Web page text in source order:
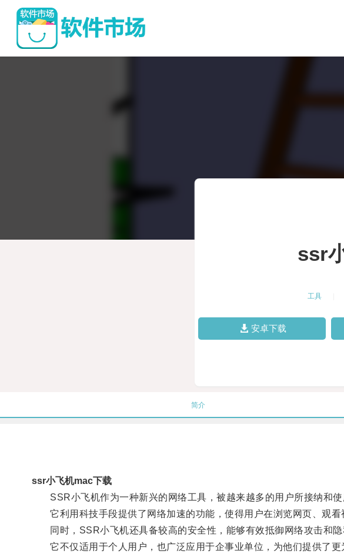
ssr
工具
安卓下载
简介
ssr小飞机mac下载
SSR小飞机作为一种新兴的网络工具，被越来越多的用户所接纳和使
它利用科技手段提供了网络加速的功能，使得用户在浏览网页、观看
同时，SSR小飞机还具备较高的安全性，能够有效抵御网络攻击和隐
它不仅适用于个人用户，也广泛应用于企事业单位，为他们提供了更